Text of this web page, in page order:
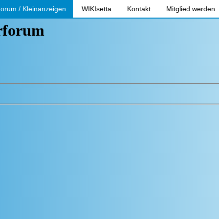
/ Kleinanzeigen WIKIsetta Kontakt Mitglied werden